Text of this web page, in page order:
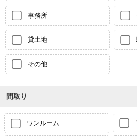
事務所
貸土地
その他
間取り
ワンルーム